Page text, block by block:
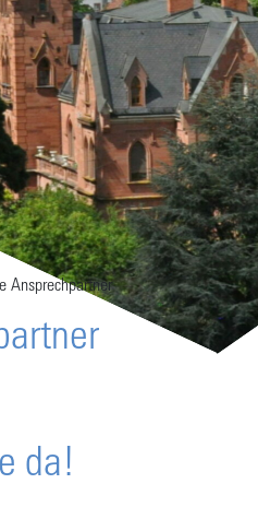
Ansprechpartner
da!